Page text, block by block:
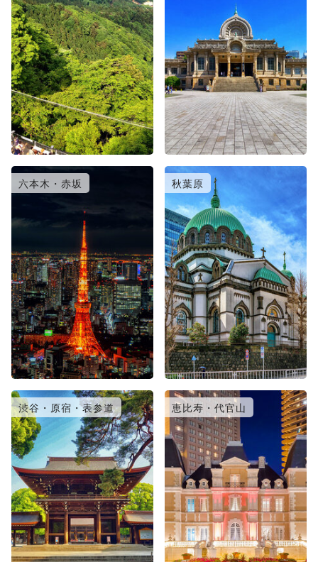
六本木・赤坂 秋葉原
渋谷・原宿・表参道 恵比寿・代官山